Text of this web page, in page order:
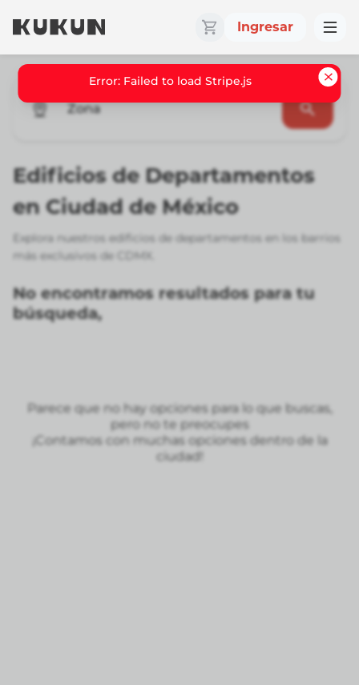
Ingresar
Zona
Edificios de Departamentos
en Ciudad de México
Explora nuestros edificios de departamentos en los barrios
más exclusivos de CDMX.
No encontramos resultados para tu
búsqueda,
Parece que no hay opciones para lo que buscas,
pero no te preocupes
¡Contamos con muchas opciones dentro de la
ciudad!
Error: Failed to load Stripe.js